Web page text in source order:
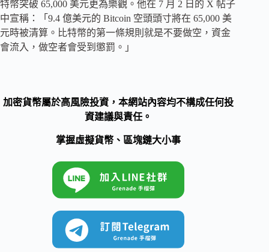
特幣突破 65,000 美元更為樂觀。他在 7 月 2 日的 X 帖子
中宣稱：「9.4 億美元的 Bitcoin 空頭頭寸將在 65,000 美
元時被清算。比特幣的第一條規則就是不要做空，資金
會流入，做空者會受到懲罰。」
加密貨幣屬於高風險投資，本網站內容均不構成任何投
資建議與責任。
掌握虛擬貨幣、區塊鏈大小事